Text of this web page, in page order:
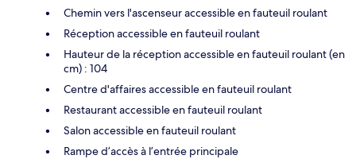
Chemin vers l'ascenseur accessible en fauteuil roulant
Réception accessible en fauteuil roulant
Hauteur de la réception accessible en fauteuil roulant (en
cm) : 104
Centre d'affaires accessible en fauteuil roulant
Restaurant accessible en fauteuil roulant
Salon accessible en fauteuil roulant
Rampe d’accès à l’entrée principale